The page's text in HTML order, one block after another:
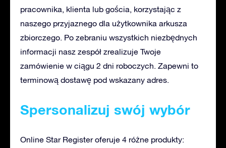
pracownika, klienta lub gościa, korzystając z
naszego przyjaznego dla użytkownika arkusza
zbiorczego. Po zebraniu wszystkich niezbędnych
informacji nasz zespół zrealizuje Twoje
zamówienie w ciągu 2 dni roboczych. Zapewni to
terminową dostawę pod wskazany adres.
Spersonalizuj swój wybór
Online Star Register oferuje 4 różne produkty: